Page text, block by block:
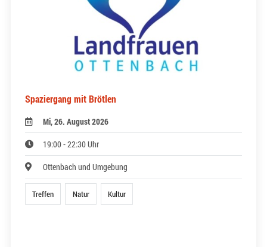
Spaziergang mit Brötlen
Mi, 26. August 2026
19:00 - 22:30 Uhr
Ottenbach und Umgebung
Treffen Natur Kultur